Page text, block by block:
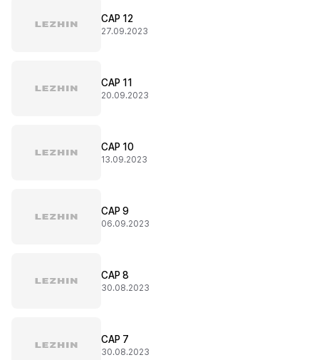
CAP 12
27.09.2023
CAP 11
20.09.2023
CAP 10
13.09.2023
CAP 9
06.09.2023
CAP 8
30.08.2023
CAP 7
30.08.2023